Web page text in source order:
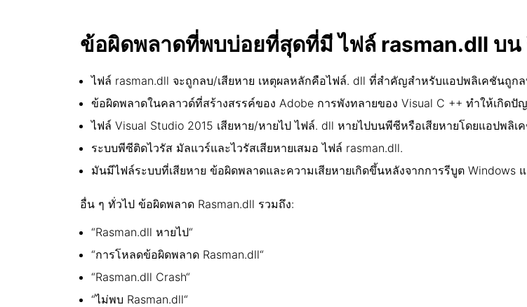
ข้อผิดพลาดที่พบบ่อยที่สุดที่มี ไฟล์ rasman.dll บ
ไฟล์ rasman.dll จะถูกลบ/เสียหาย เหตุผลหลักคือไฟล์. dll ที่สำคัญสำหรับแอปพลิเคชันถู
ข้อผิดพลาดในคลาวด์ที่สร้างสรรค์ของ Adobe การพังทลายของ Visual C ++ ทำให้เกิดปั
ไฟล์ Visual Studio 2015 เสียหาย/หายไป ไฟล์. dll หายไปบนพีซีหรือเสียหายโดยแอปพลิเ
ระบบพีซีติดไวรัส มัลแวร์และไวรัสเสียหายเสมอ ไฟล์ rasman.dll.
มันมีไฟล์ระบบที่เสียหาย ข้อผิดพลาดและความเสียหายเกิดขึ้นหลังจากการรีบูต Windows
อื่น ๆ ทั่วไป ข้อผิดพลาด Rasman.dll รวมถึง:
“Rasman.dll หายไป“
“การโหลดข้อผิดพลาด Rasman.dll“
“Rasman.dll Crash“
“ไม่พบ Rasman.dll“